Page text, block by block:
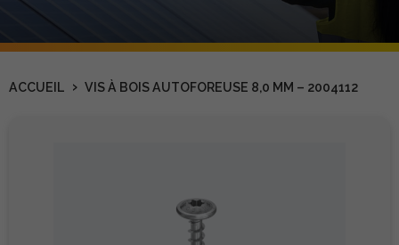
ACCUEIL › VIS À BOIS AUTOFOREUSE 8,0 MM – 2004112